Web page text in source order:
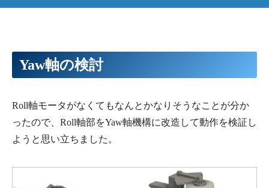
Yaw軸の検討
Roll軸モータがなくてもなんとかなりそうなことが分か
ったので、Roll軸部をYaw軸機構に改造して動作を検証し
ようと思い立ちました。